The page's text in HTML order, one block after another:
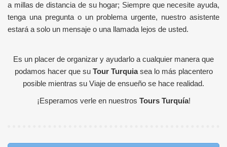
a millas de distancia de su hogar; Siempre que necesite ayuda,
tenga una pregunta o un problema urgente, nuestro asistente
estará a solo un mensaje o una llamada lejos de usted.
Es un placer de organizar y ayudarlo a cualquier manera que
podamos hacer que su Tour Turquiasea lo más placentero
posible mientras su Viaje de ensueño se hace realidad.
¡Esperamos verle en nuestros Tours Turquía!